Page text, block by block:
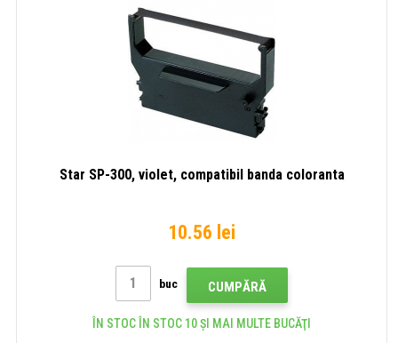
Star SP-300, violet, compatibil banda coloranta
10.56 lei
buc CUMPĂRĂ
ÎN STOC ÎN STOC 10 ȘI MAI MULTE BUCĂŢI